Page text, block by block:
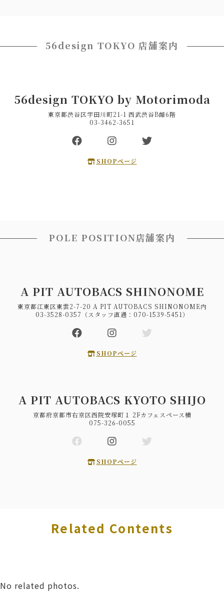
56design TOKYO 店舗案内
56design TOKYO by Motorimoda
東京都渋谷区宇田川町21-1 西武渋谷B館6階
03-3462-3651
SHOPページ
POLE POSITION店舗案内
A PIT AUTOBACS SHINONOME
東京都江東区東雲2-7-20 A PIT AUTOBACS SHINONOME内
03-3528-0357（スタッフ直通：070-1539-5451）
SHOPページ
A PIT AUTOBACS KYOTO SHIJO
京都府京都市右京区西院安塚町１ 2Fカフェスペース横
075-326-0055
SHOPページ
Related Contents
No related photos.